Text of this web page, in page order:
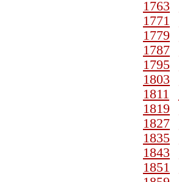
1763
1771
1779
1787
1795
1803
1811
1819
1827
1835
1843
1851